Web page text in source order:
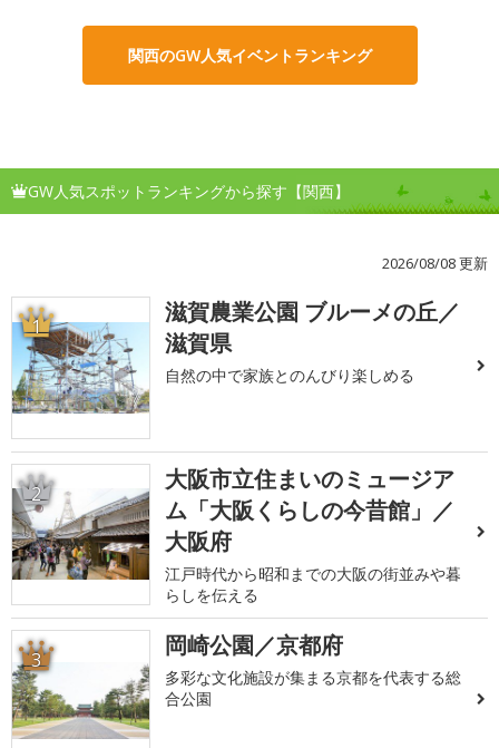
関西のGW人気イベントランキング
GW人気スポットランキングから探す【関西】
2026/08/08 更新
1
滋賀農業公園 ブルーメの丘／
滋賀県
自然の中で家族とのんびり楽しめる
2
大阪市立住まいのミュージア
ム「大阪くらしの今昔館」／
大阪府
江戸時代から昭和までの大阪の街並みや暮
らしを伝える
3 岡崎公園／京都府
多彩な文化施設が集まる京都を代表する総
合公園